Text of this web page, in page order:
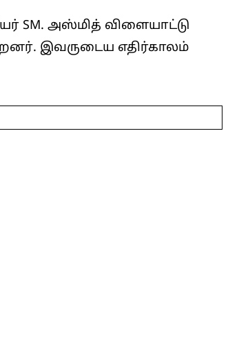
SM. அஸ்மித் விளையாட்டு
இவருடைய எதிர்காலம்